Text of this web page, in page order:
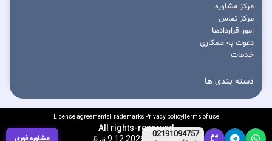
مرکز مشاوره
مرکز تماس
امور قراردادها
دعوت به همکاری
خدمات
دسته بندی ها
Terms of use
Privacy policy
Trademarks
License agreements
All rights-reserved
آگوست 7, 2026 9:12 ق.ظ
02191094757 مشاوره فوری